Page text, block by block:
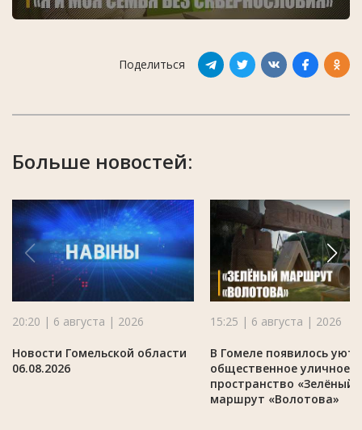
Поделиться
Больше новостей:
20:20 | 6 августа | 2026
Новости Гомельской области
06.08.2026
15:25 | 6 августа | 2026
В Гомеле появилось
общественное уличное
пространство «Зелёный
маршрут «Волотова»